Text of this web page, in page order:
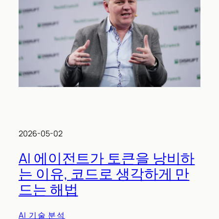
2026-05-02
AI 에이전트가 토큰을 낭비하
는 이유, 코드로 생각하게 만
드는 해법
AI 기술 분석